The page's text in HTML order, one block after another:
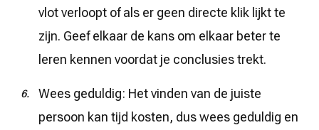
vlot verloopt of als er geen directe klik lijkt te
zijn. Geef elkaar de kans om elkaar beter te
leren kennen voordat je conclusies trekt.
Wees geduldig: Het vinden van de juiste
persoon kan tijd kosten, dus wees geduldig en